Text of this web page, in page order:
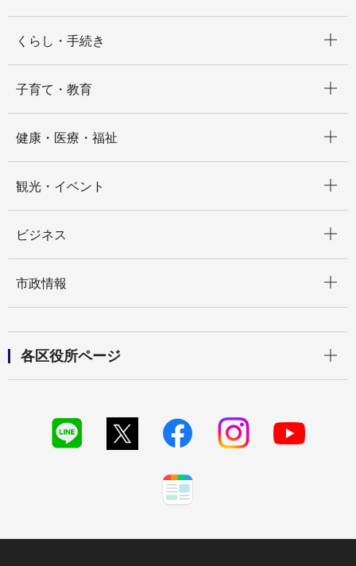
くらし・手続き
子育て・教育
健康・医療・福祉
観光・イベント
ビジネス
市政情報
各区役所ページ